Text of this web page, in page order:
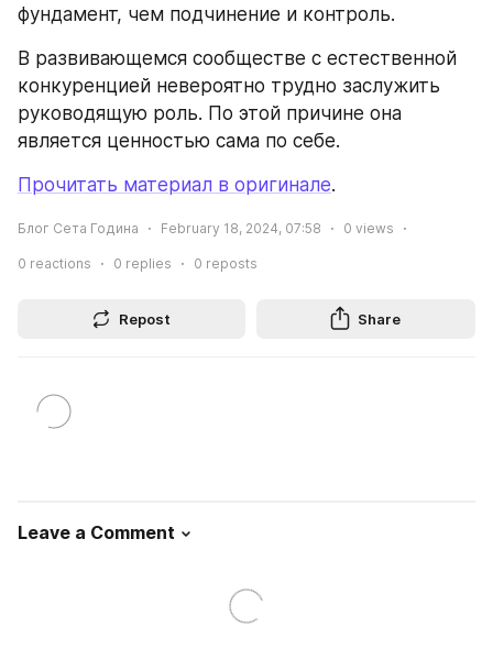
фундамент, чем подчинение и контроль.
В развивающемся сообществе с естественной
конкуренцией невероятно трудно заслужить
руководящую роль. По этой причине она
является ценностью сама по себе.
Прочитать материал в оригинале.
Блог Сета Година February 18, 2024, 07:58 0 views
0 reactions 0 replies 0 reposts
Repost Share
Leave a Comment